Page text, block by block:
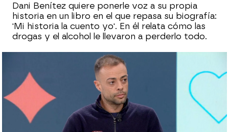
Dani Benítez quiere ponerle voz a su propia
historia en un libro en el que repasa su biografía:
'Mi historia la cuento yo'. En él relata cómo las
drogas y el alcohol le llevaron a perderlo todo.
Laura Simón